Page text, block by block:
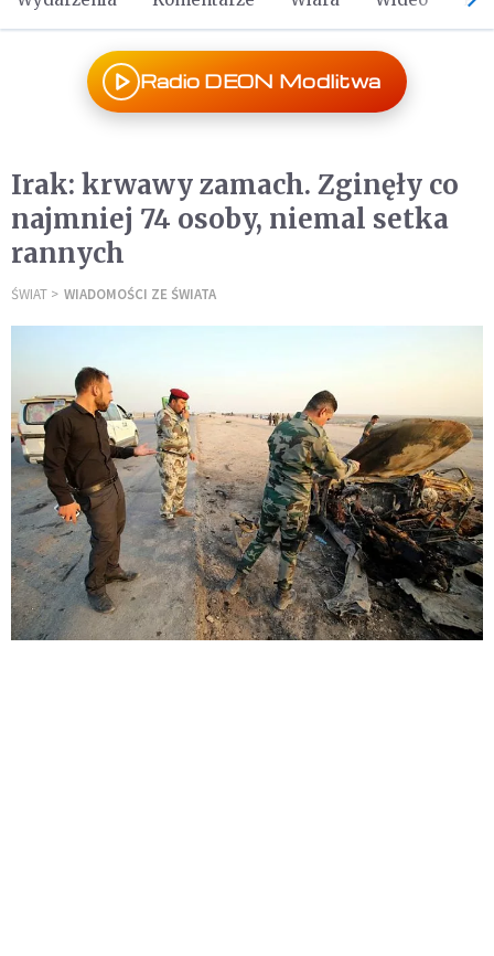
Radio DEON Modlitwa
Irak: krwawy zamach. Zginęły co
najmniej 74 osoby, niemal setka
rannych
ŚWIAT WIADOMOŚCI ZE ŚWIATA